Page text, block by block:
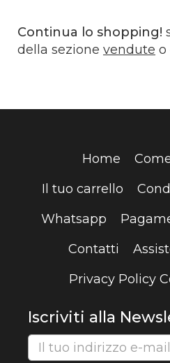
Continua lo shopping!
della sezione vendute o
Home
Il tuo carrello
Whatsapp
Contatti
Privacy Policy
Iscriviti alla